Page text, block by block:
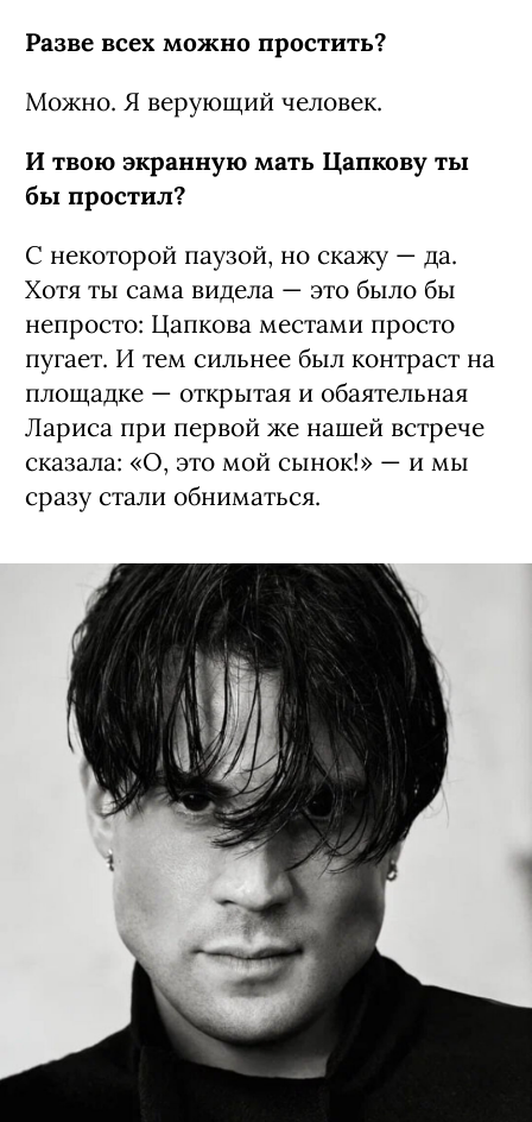
Разве всех можно простить?
Можно. Я верующий человек.
И твою экранную мать Цапкову ты
бы простил?
С некоторой паузой, но скажу — да.
Хотя ты сама видела — это было бы
непросто: Цапкова местами просто
пугает. И тем сильнее был контраст на
площадке — открытая и обаятельная
Лариса при первой же нашей встрече
сказала: «О, это мой сынок!» — и мы
сразу стали обниматься.